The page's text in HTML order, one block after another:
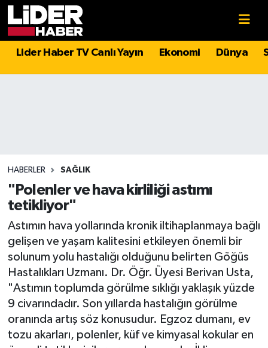
Lider Haber TV Canlı Yayın Ekonomi Dünya
HABERLER SAĞLIK
"Polenler ve hava kirliliği astımı
tetikliyor"
Astımın hava yollarında kronik iltihaplanmaya bağlı
gelişen ve yaşam kalitesini etkileyen önemli bir
solunum yolu hastalığı olduğunu belirten Göğüs
Hastalıkları Uzmanı. Dr. Öğr. Üyesi Berivan Usta,
"Astımın toplumda görülme sıklığı yaklaşık yüzde
9 civarındadır. Son yıllarda hastalığın görülme
oranında artış söz konusudur. Egzoz dumanı, ev
tozu akarları, polenler, küf ve kimyasal kokular en
Politika
Magazin
Spor
Sağlık
Teknoloji
Turizm
Kültür - Sanat
Hava Durumu
Süper Lig Puan Durumu ve Fikstür
Tüm Manşetler
Son Dakika Haberleri
Haber Arşivi